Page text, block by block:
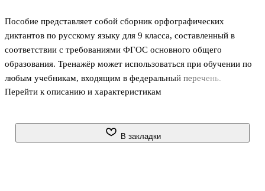
Пособие представляет собой сборник орфографических
диктантов по русскому языку для 9 класса, составленный в
соответствии с требованиями ФГОС основного общего
образования. Тренажёр может использоваться при обучении по
любым учебникам, входящим в федеральный перечень.
.Предназначается для закрепления изученного материала на
Перейти к описанию и характеристикам
В закладки